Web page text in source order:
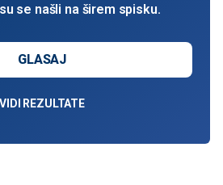
se našli na širem spisku.
GLASAJ
VIDI REZULTATE